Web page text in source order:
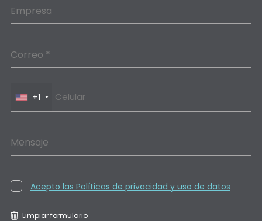
Empresa
Correo *
+1
Mensaje
Acepto las Políticas de privacidad y uso de datos
Limpiar formulario